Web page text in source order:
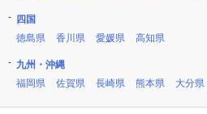
四国
徳島県
香川県 愛媛県 高知県
九州・沖縄
福岡県
佐賀県 長崎県 熊本県 大分県